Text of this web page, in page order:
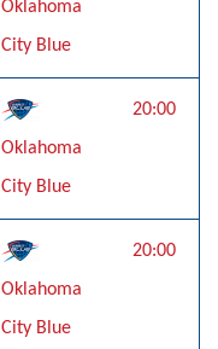
Oklahoma
City Blue
Oklahoma
City Blue
20:00
Oklahoma
City Blue
20:00